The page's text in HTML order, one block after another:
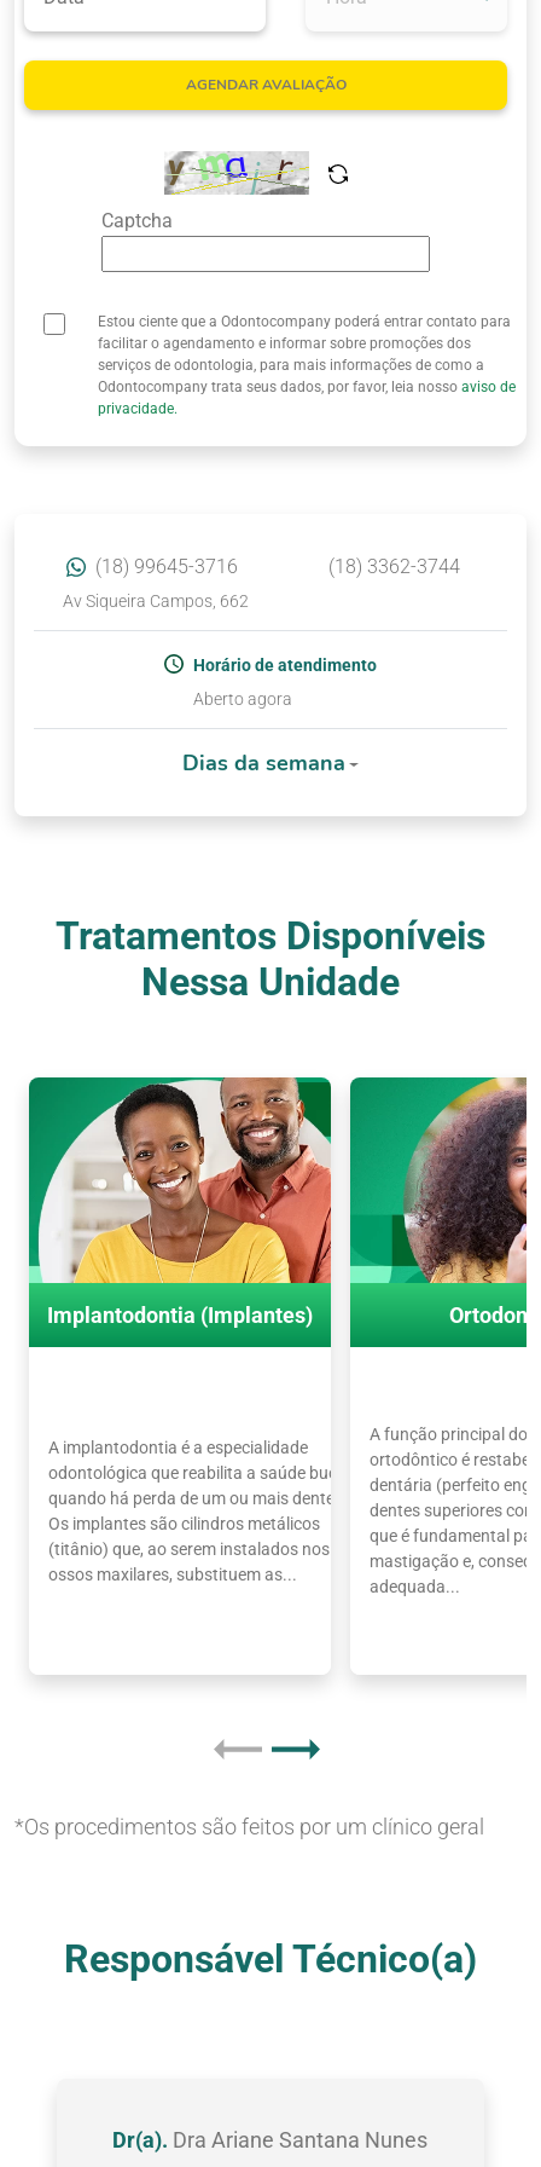
Quem Somos
Nossos Tratamentos
AGENDAR AVALIAÇÃO
Captcha
Estou ciente que a Odontocompany poderá entrar contato para
facilitar o agendamento e informar sobre promoções dos
serviços de odontologia, para mais informações de como a
Odontocompany trata seus dados, por favor, leia nossoaviso de
privacidade.
(18) 99645-3716 (18) 3362-3744
Av Siqueira Campos, 662
Horário de atendimento
Aberto agora
Dias da semana
Tratamentos Disponíveis
Nessa Unidade
Implantodontia (Implantes)
A implantodontia é a especialidade
odontológica que reabilita a saúde bucal
quando há perda de um ou mais dentes.
Os implantes são cilindros metálicos
(titânio) que, ao serem instalados nos
ossos maxilares, substituem as...
A função principal do
ortodôntico é
dentária (perfeito
dentes superiores
que é fundamental
mastigação e,
adequada...
*Os procedimentos são feitos por um clínico geral
Responsável Técnico(a)
Dr(a). Dra Ariane Santana Nunes